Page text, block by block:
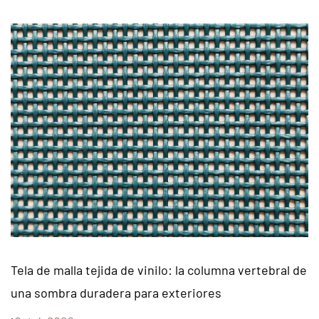
malla tejida de vinilo: la columna vertebral de
duradera para exteriores